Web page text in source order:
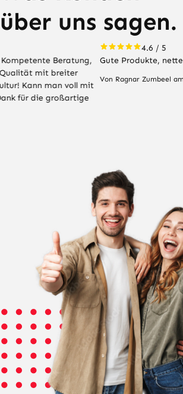
über uns sagen.
Gute Produkte, netter Service und Kontakt.
Von 07.12.2021